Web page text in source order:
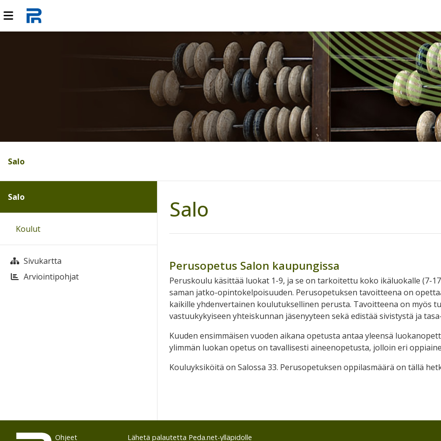
Salo
Salo
Perusopetus Salon kaupungissa
Peruskoulu käsittää luokat 1-9, ja se on tarkoitettu koko ikäluokalle (7-
saman jatko-opintokelpoisuuden. Perusopetuksen tavoitteena on
kaikille yhdenvertainen koulutuksellinen perusta. Tavoitteena on myös
vastuukykyiseen yhteiskunnan jäsenyyteen sekä edistää sivistystä ja
Kuuden ensimmäisen vuoden aikana opetusta antaa yleensä
ylimmän luokan opetus on tavallisesti aineenopetusta, jolloin eri
Kouluyksiköitä on Salossa 33. Perusopetuksen oppilasmäärä on tällä
Salo
Koulut
Sivukartta
Arviointipohjat
Ohjeet Lähetä palautetta Peda.net-ylläpidolle